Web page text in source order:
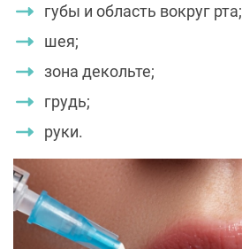
губы и область вокруг рта;
шея;
зона декольте;
грудь;
руки.